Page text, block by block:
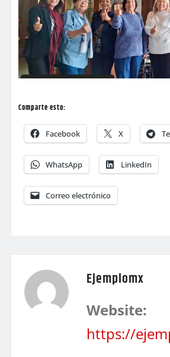
Comparte esto:
Facebook X
WhatsApp LinkedIn
Correo electrónico
Ejemplomx
Website:
https://